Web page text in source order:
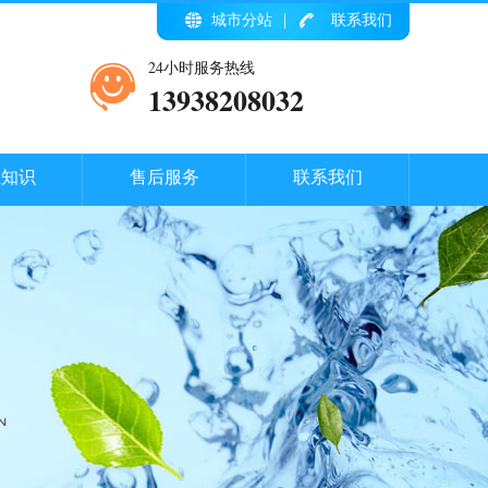
城市分站 联系我们
24小时服务热线
13938208032
识 售后服务 联系我们